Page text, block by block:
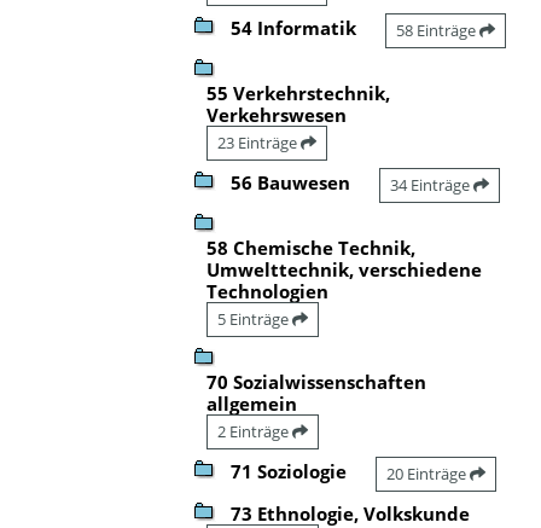
54 Informatik 58 Einträge
55 Verkehrstechnik,
Verkehrswesen
23 Einträge
56 Bauwesen 34 Einträge
58 Chemische Technik,
Umwelttechnik, verschiedene
Technologien
5 Einträge
70 Sozialwissenschaften
allgemein
2 Einträge
71 Soziologie 20 Einträge
73 Ethnologie, Volkskunde